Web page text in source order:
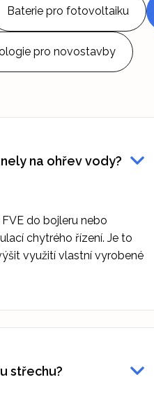
Baterie pro fotovoltaiku
pro novostavby
na ohřev vody?
do bojleru nebo
chytrého řízení. Je to
využití vlastní vyrobené
střechu?